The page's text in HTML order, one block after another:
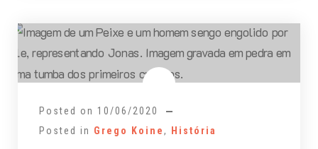
Posted on 10/06/2020
Posted in Grego Koine, História